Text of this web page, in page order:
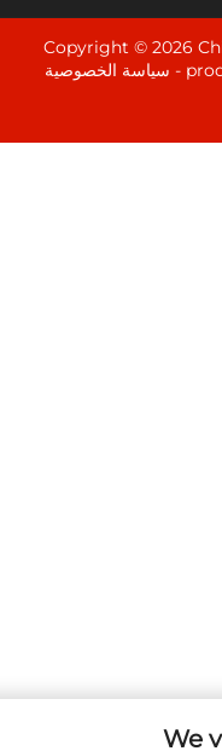
Copyright
الخصوصية